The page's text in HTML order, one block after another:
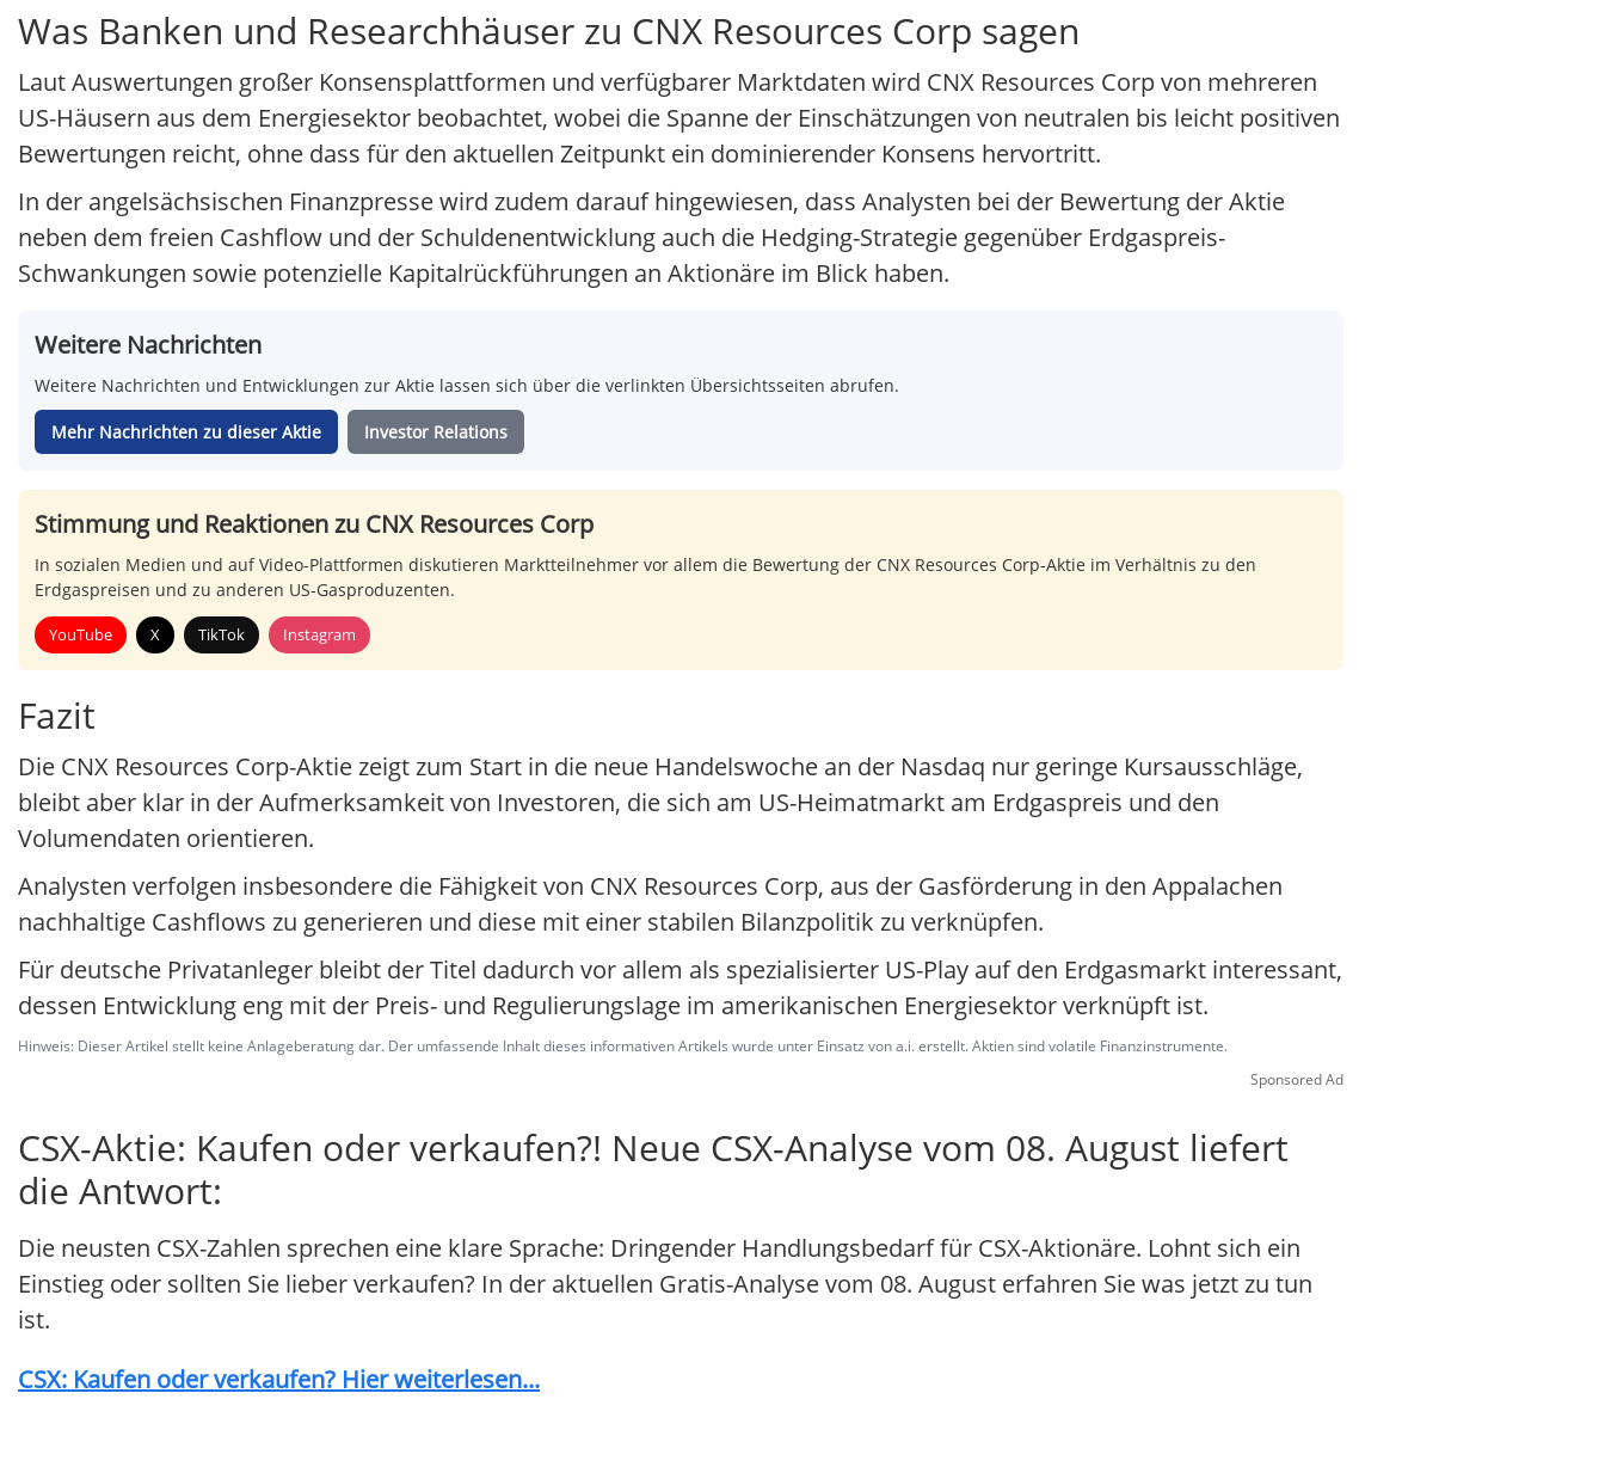
Was Banken und Researchhäuser zu CNX Resources Corp sagen
Laut Auswertungen großer Konsensplattformen und verfügbarer Marktdaten wird CNX Resources Corp von mehreren
US-Häusern aus dem Energiesektor beobachtet, wobei die Spanne der Einschätzungen von neutralen bis leicht positiven
Bewertungen reicht, ohne dass für den aktuellen Zeitpunkt ein dominierender Konsens hervortritt.
In der angelsächsischen Finanzpresse wird zudem darauf hingewiesen, dass Analysten bei der Bewertung der Aktie
neben dem freien Cashflow und der Schuldenentwicklung auch die Hedging-Strategie gegenüber Erdgaspreis-
Schwankungen sowie potenzielle Kapitalrückführungen an Aktionäre im Blick haben.
Weitere Nachrichten
Weitere Nachrichten und Entwicklungen zur Aktie lassen sich über die verlinkten Übersichtsseiten abrufen.
Mehr Nachrichten zu dieser Aktie Investor Relations
Stimmung und Reaktionen zu CNX Resources Corp
In sozialen Medien und auf Video-Plattformen diskutieren Marktteilnehmer vor allem die Bewertung der CNX Resources Corp-Aktie im Verhältnis zu den
Erdgaspreisen und zu anderen US-Gasproduzenten.
YouTube X TikTok Instagram
Fazit
Die CNX Resources Corp-Aktie zeigt zum Start in die neue Handelswoche an der Nasdaq nur geringe Kursausschläge,
bleibt aber klar in der Aufmerksamkeit von Investoren, die sich am US-Heimatmarkt am Erdgaspreis und den
Volumendaten orientieren.
Analysten verfolgen insbesondere die Fähigkeit von CNX Resources Corp, aus der Gasförderung in den Appalachen
nachhaltige Cashflows zu generieren und diese mit einer stabilen Bilanzpolitik zu verknüpfen.
Für deutsche Privatanleger bleibt der Titel dadurch vor allem als spezialisierter US-Play auf den Erdgasmarkt interessant,
dessen Entwicklung eng mit der Preis- und Regulierungslage im amerikanischen Energiesektor verknüpft ist.
Hinweis: Dieser Artikel stellt keine Anlageberatung dar. Der umfassende Inhalt dieses informativen Artikels wurde unter Einsatz von a.i. erstellt. Aktien sind volatile Finanzinstrumente.
Sponsored Ad
CSX-Aktie: Kaufen oder verkaufen?! Neue CSX-Analyse vom 08. August liefert
die Antwort:
Die neusten CSX-Zahlen sprechen eine klare Sprache: Dringender Handlungsbedarf für CSX-Aktionäre. Lohnt sich ein
Einstieg oder sollten Sie lieber verkaufen? In der aktuellen Gratis-Analyse vom 08. August erfahren Sie was jetzt zu tun
ist.
CSX: Kaufen oder verkaufen? Hier weiterlesen...